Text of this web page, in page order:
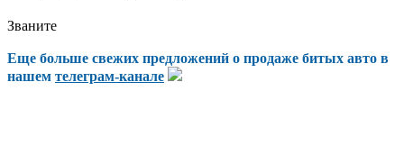
Званите
Еще больше свежих предложений о продаже битых авто в
нашем телеграм-канале